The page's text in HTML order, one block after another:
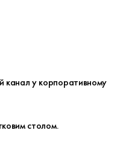
у корпоративному
столом.